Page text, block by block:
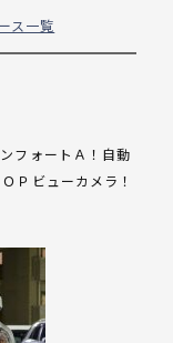
ス一覧
フォートＡ！自動
Ｐビューカメラ！